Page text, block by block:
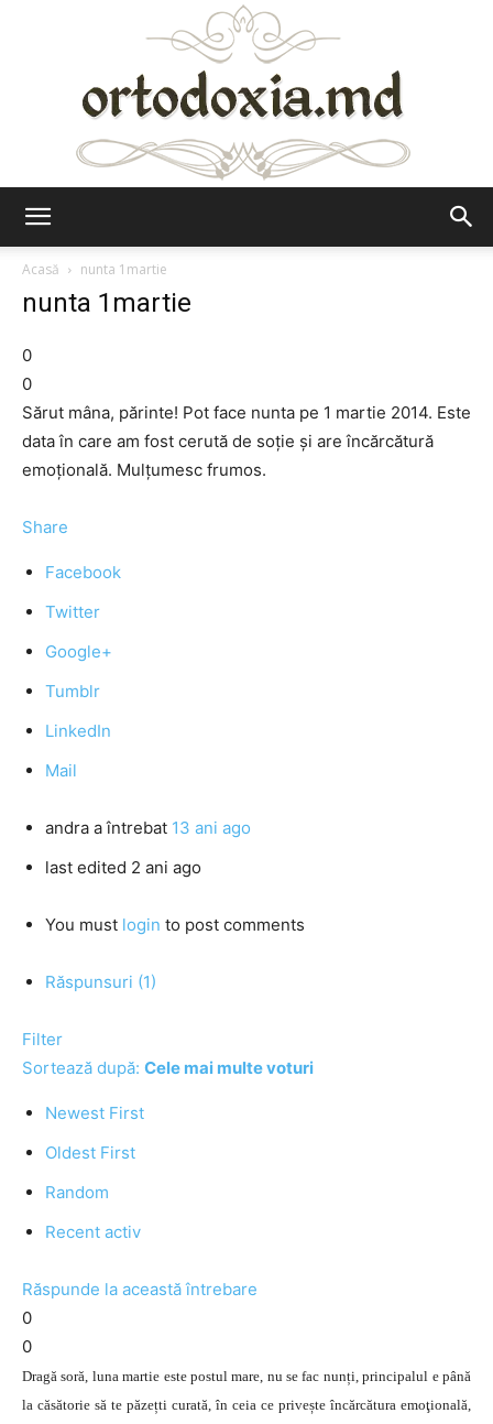
Acasă
nunta 1martie
nunta 1martie
0
0
Sărut mâna, părinte! Pot face nunta pe 1 martie 2014. Este
data în care am fost cerută de soţie şi are încărcătură
emoţională. Mulţumesc frumos.
Share
Facebook
Twitter
Google+
Tumblr
LinkedIn
Mail
andra a întrebat 13 ani ago
last edited 2 ani ago
You must login to post comments
Răspunsuri (1)
Filter
Sortează după: Cele mai multe voturi
Newest First
Oldest First
Random
Recent activ
Răspunde la această întrebare
0
0
Dragă soră, luna martie este postul mare, nu se fac nunți, principalul e până
la căsătorie să te păzețti curată, în ceia ce privește încărcătura emoţională,